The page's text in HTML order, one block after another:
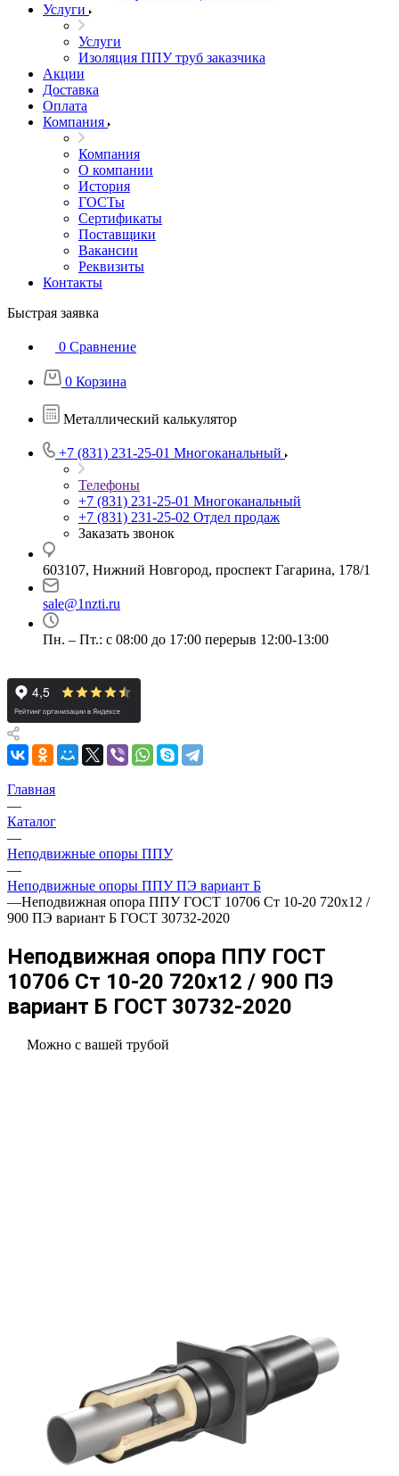
Услуги
Услуги
Изоляция ППУ труб заказчика
Акции
Доставка
Оплата
Компания
Компания
О компании
История
ГОСТы
Сертификаты
Поставщики
Вакансии
Реквизиты
Контакты
Быстрая заявка
0 Сравнение
0 Корзина
Металлический калькулятор
+7 (831) 231-25-01 Многоканальный
Телефоны
+7 (831) 231-25-01 Многоканальный
+7 (831) 231-25-02 Отдел продаж
Заказать звонок
603107, Нижний Новгород, проспект Гагарина, 178/1
sale@1nzti.ru
Пн. – Пт.: с 08:00 до 17:00 перерыв 12:00-13:00
Главная
—
Каталог
—
Неподвижные опоры ППУ
—
Неподвижные опоры ППУ ПЭ вариант Б
—Неподвижная опора ППУ ГОСТ 10706 Ст 10-20 720x12 /
900 ПЭ вариант Б ГОСТ 30732-2020
Неподвижная опора ППУ ГОСТ
10706 Ст 10-20 720x12 / 900 ПЭ
вариант Б ГОСТ 30732-2020
Можно с вашей трубой